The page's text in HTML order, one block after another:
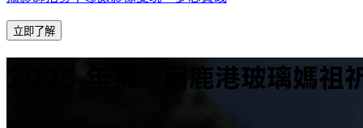
立即了解
2025 年第一屆鹿港玻璃媽祖